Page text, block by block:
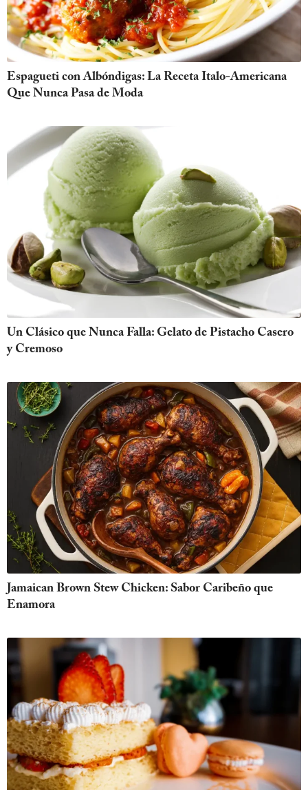
Espagueti con Albóndigas: La Receta Italo-Americana
Que Nunca Pasa de Moda
Un Clásico que Nunca Falla: Gelato de Pistacho Casero
y Cremoso
Jamaican Brown Stew Chicken: Sabor Caribeño que
Enamora